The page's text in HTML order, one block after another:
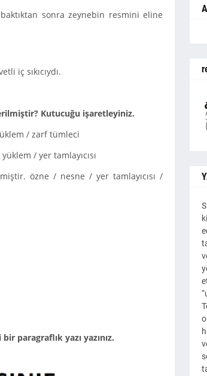
baktıktan sonra zeynebin resmini eline
iç sıkıcıydı.
Kutucuğu işaretleyiniz.
/ zarf tümleci
/ yer tamlayıcısı
özne / nesne / yer tamlayıcısı /
paragraflık yazı yazınız.